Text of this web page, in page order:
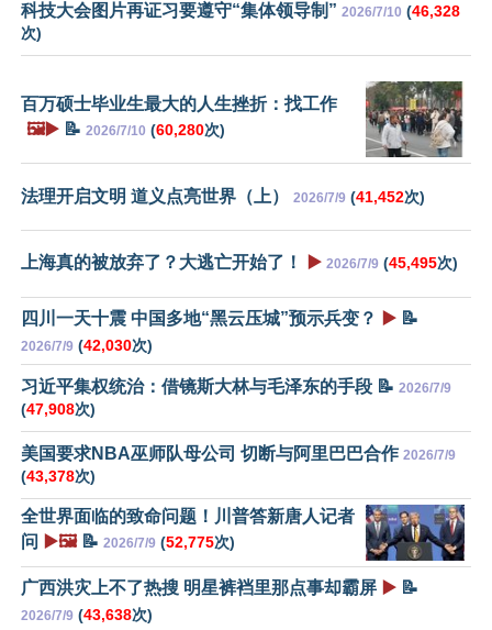
科技大会图片再证习要遵守“集体领导制” 2026/7/10 (46,328
次)
百万硕士毕业生最大的人生挫折：找工作
🖼️▶️ 📝 2026/7/10 (60,280次)
法理开启文明 道义点亮世界（上） 2026/7/9 (41,452次)
上海真的被放弃了？大逃亡开始了！ ▶️ 2026/7/9 (45,495次)
四川一天十震 中国多地“黑云压城”预示兵变？ ▶️ 📝
2026/7/9 (42,030次)
习近平集权统治：借镜斯大林与毛泽东的手段 📝 2026/7/9
(47,908次)
美国要求NBA巫师队母公司 切断与阿里巴巴合作 2026/7/9
(43,378次)
全世界面临的致命问题！川普答新唐人记者
问
▶️🖼️📝 2026/7/9 (52,775次)
广西洪灾上不了热搜 明星裤裆里那点事却霸屏 ▶️ 📝
2026/7/9 (43,638次)